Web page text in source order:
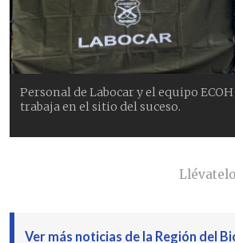
Personal de Labocar y el equipo
trabaja en el sitio del suceso.
Ver más noticias de la Región del